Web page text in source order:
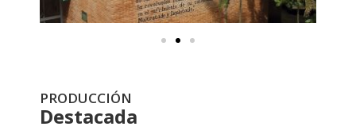
PRODUCCIÓN
Destacada